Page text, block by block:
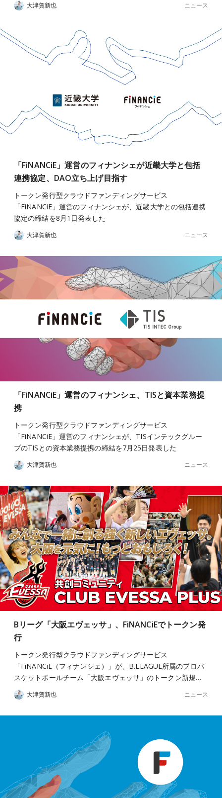
大津賀新也 ニュース
「FiNANCiE」運営のフィナンシェが近畿大学と包括
連携協定、DAO立ち上げ目指す
トークン発行型クラウドファンディングサービス
「FiNANCiE」運営のフィナンシェが、近畿大学との包括連携
協定の締結を8月1日発表した
大津賀新也 ニュース
「FiNANCiE」運営のフィナンシェ、TISと資本業務提
携
トークン発行型クラウドファンディングサービス
「FiNANCiE」運営のフィナンシェが、TISインテックグルー
プのTISとの資本業務提携の締結を7月25日発表した
大津賀新也 ニュース
Bリーグ「大阪エヴェッサ」、FiNANCiEでトークン発
行
トークン発行型クラウドファンディングサービス
「FiNANCiE（フィナンシェ）」が、B.LEAGUE所属のプロバ
スケットボールチーム「大阪エヴェッサ」のトークン新規…
大津賀新也 ニュース